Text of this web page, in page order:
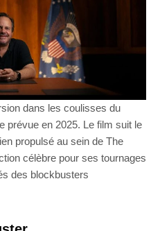
dans les coulisses du
prévue en 2025. Le film suit le
propulsé au sein de The
célèbre pour ses tournages
des blockbusters